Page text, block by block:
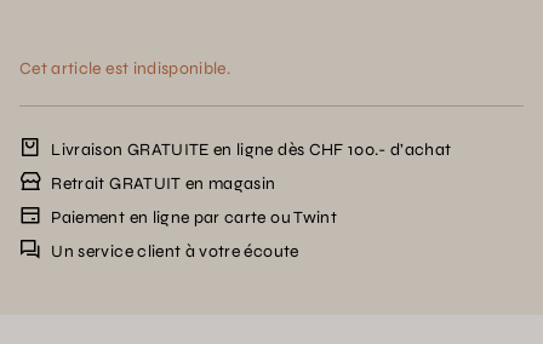
Cet article est indisponible.
Livraison GRATUITE en ligne dès CHF 100.- d’achat
Retrait GRATUIT en magasin
Paiement en ligne par carte ou Twint
Un service client à votre écoute